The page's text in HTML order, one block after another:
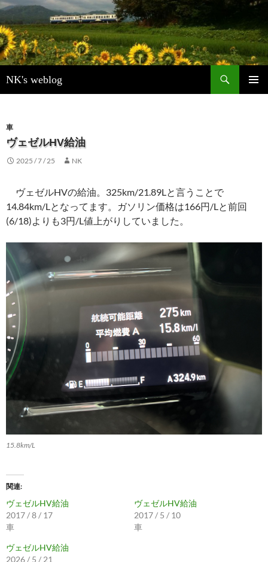
NK's weblog
索
ン
ツ
へ
ス
プ
車
ヴェゼルHV給油
2025 / 7 / 25 NK
ヴェゼルHVの給油。325km/21.89Lと言うことで
14.84km/Lとなってます。ガソリン価格は166円/Lと前回
(6/18)よりも3円/L値上がりしていました。
15.8km/L
関連
ヴェゼルHV給油
2017 / 8 / 17
車
ヴェゼルHV給油
2017 / 5 / 10
車
ヴェゼルHV給油
2026 / 5 / 21